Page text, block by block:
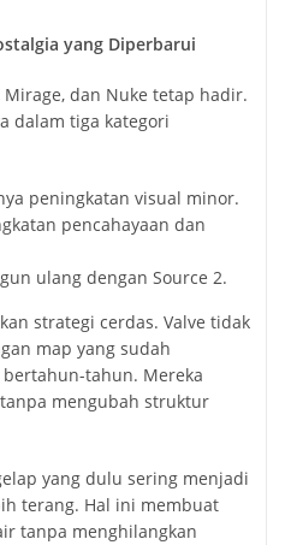
yang Diperbarui
dan Nuke tetap hadir.
dalam tiga kategori
peningkatan visual minor.
pencahayaan dan
ulang dengan Source 2.
strategi cerdas. Valve tidak
map yang sudah
tahun. Mereka
mengubah struktur
yang dulu sering menjadi
terang. Hal ini membuat
tanpa menghilangkan